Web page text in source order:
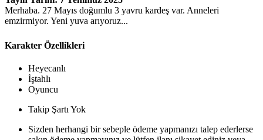
Merhaba. 27 Mayıs doğumlu 3 yavru kardeş var. Anneleri
emzirmiyor. Yeni yuva arıyoruz...
Karakter Özellikleri
Heyecanlı
İştahlı
Oyuncu
Takip Şartı Yok
Sizden herhangi bir sebeple ödeme yapmanızı talep ederlerse